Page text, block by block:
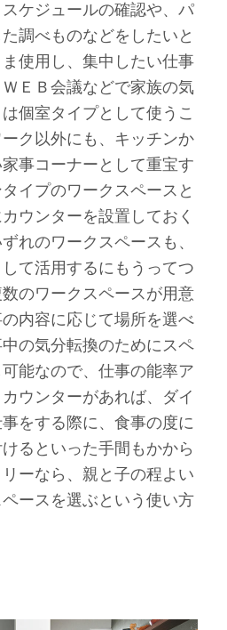
ケジュールの確認や、パ
調べものなどをしたいと
使用し、集中したい仕事
ＥＢ会議などで家族の気
個室タイプとして使うこ
ク以外にも、キッチンか
事コーナーとして重宝す
イプのワークスペースと
ウンターを設置しておく
れのワークスペースも、
て活用するにもうってつ
のワークスペースが用意
内容に応じて場所を選べ
の気分転換のためにスペ
能なので、仕事の能率ア
ウンターがあれば、ダイ
をする際に、食事の度に
るといった手間もかから
ーなら、親と子の程よい
ースを選ぶという使い方